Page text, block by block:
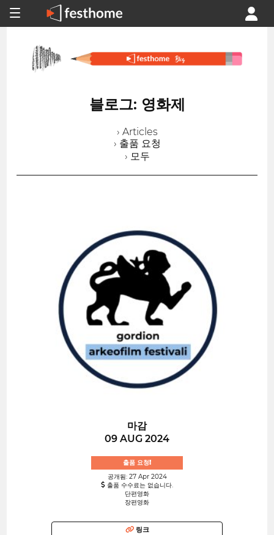
블로그: 영화제
› Articles
› 출품 요청
› 모두
마감
09 AUG 2024
출품 요청!
공개됨: 27 Apr 2024
출품 수수료는 없습니다.
단편영화
장편영화
링크